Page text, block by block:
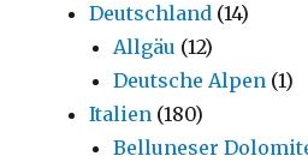
Deutschland (14)
Allgäu (12)
Deutsche Alpen (1)
Italien (180)
Belluneser